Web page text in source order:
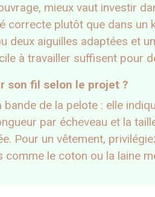
mieux vaut investir
correcte plutôt que dans un
deux aiguilles adaptées et
à travailler suffisent pour
son fil selon le projet ?
bande de la pelote : elle
par écheveau et la
Pour un vêtement,
le coton ou la laine